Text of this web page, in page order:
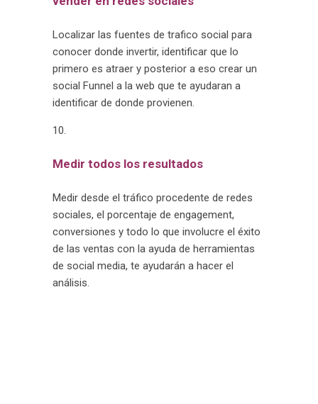
Localizar las fuentes de trafico social para
conocer donde invertir, identificar que lo
primero es atraer y posterior a eso crear un
social Funnel a la web que te ayudaran a
identificar de donde provienen.
Medir todos los resultados
Medir desde el tráfico procedente de redes
sociales, el porcentaje de engagement,
conversiones y todo lo que involucre el éxito
de las ventas con la ayuda de herramientas
de social media, te ayudarán a hacer el
análisis.